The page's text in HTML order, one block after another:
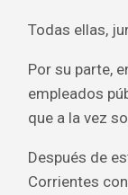
Todas ellas,
Por su parte,
empleados
que a la vez
Después de
Corrientes